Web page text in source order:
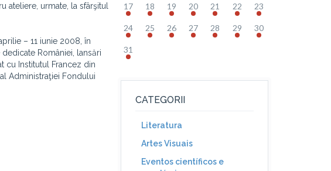
ateliere, urmate, la sfârşitul
– 11 iunie 2008, în
României, lansări
cu Institutul Francez din
Administraţiei Fondului
17 18 19 20 21 22 23
24 25 26 27 28 29 30
31
CATEGORII
Literatura
Artes Visuais
Eventos científicos e